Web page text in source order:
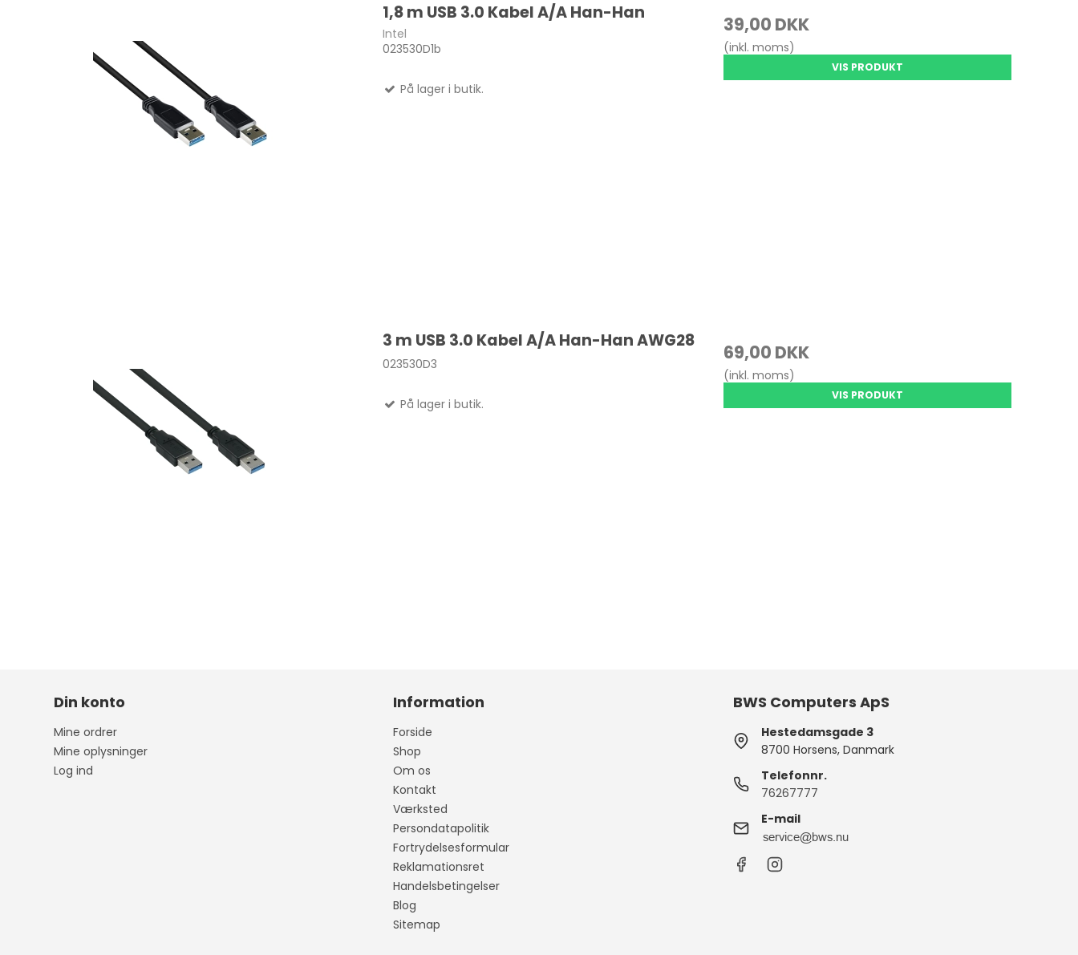
1,8 m USB 3.0 Kabel A/A Han-Han
Intel
023530D1b
På lager i butik.
39,00 DKK
(inkl. moms)
VIS PRODUKT
3 m USB 3.0 Kabel A/A Han-Han AWG28
023530D3
På lager i butik.
69,00 DKK
(inkl. moms)
VIS PRODUKT
Din konto
Mine ordrer
Mine oplysninger
Log ind
Information
Forside
Shop
Om os
Kontakt
Værksted
Persondatapolitik
Fortrydelsesformular
Reklamationsret
Handelsbetingelser
Blog
Sitemap
BWS Computers ApS
Hestedamsgade 3
8700 Horsens, Danmark
Telefonnr.
76267777
E-mail